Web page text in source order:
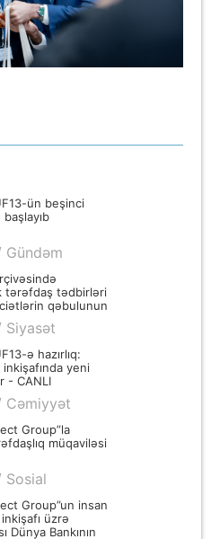
ün beşinci
Gündəm
tərəfdaş tədbirləri
qəbulunun
son bir həftə
Siyasət
ə hazırlıq:
yeni
- CANLI
Cəmiyyət
Group”la
müqaviləsi
Sosial
Group”un insan
inkişafı üzrə
Dünya Bankının